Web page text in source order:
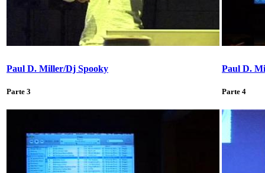
Paul D. Miller/Dj Spooky
Parte 3
Paul D.
Parte 4